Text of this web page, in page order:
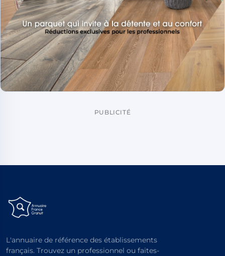
PUBLICITÉ
L'annuaire de référence des établissements
français. Trouvez un professionnel ou faites-